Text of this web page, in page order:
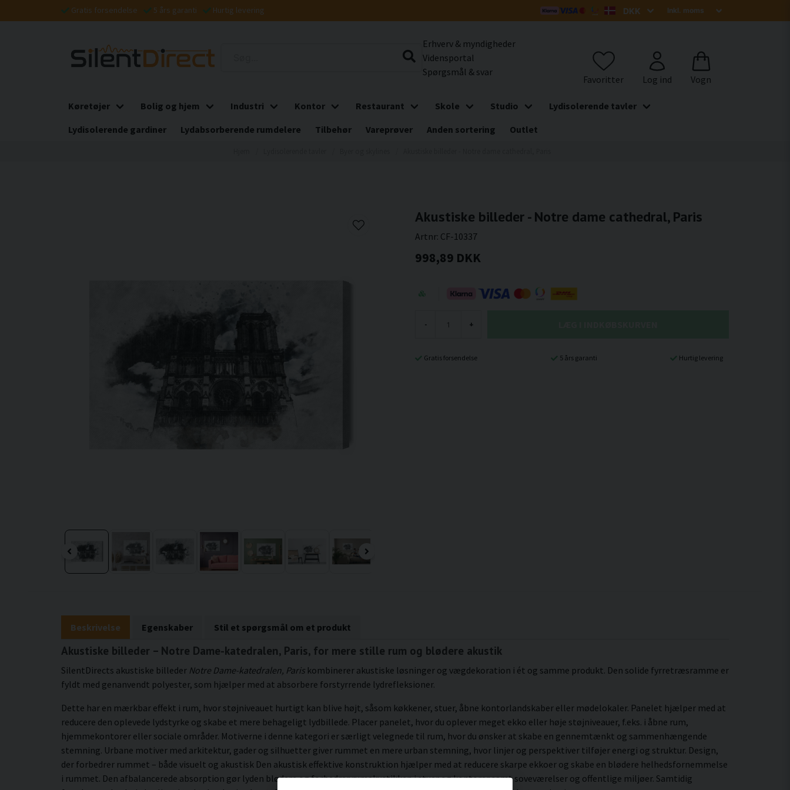
Gratis forsendelse 5 års garanti Hurtig levering
Erhverv & myndigheder
Vidensportal
Spørgsmål & svar
Køretøjer Bolig og hjem Industri Kontor Restaurant Skole Studio
Lydisolerende tavler
Lydisolerende gardiner
Lydabsorberende rumdelere Tilbehør Vareprøver Anden sortering Outlet
Akustiske billeder - Notre dame cathedral, Paris
Artnr: CF-10337
998,89 DKK
- +
Gratis forsendelse 5 års garanti Hurtig levering
Beskrivelse Egenskaber Stil et spørgsmål om et produkt
Akustiske billeder – Notre Dame-katedralen, Paris, for mere stille rum og blødere akustik
SilentDirects akustiske billeder Notre Dame-katedralen, Paris kombinerer akustiske løsninger og vægdekoration i ét og samme produkt. Den solide fyrretræsramme er
fyldt med genanvendt polyester, som hjælper med at absorbere forstyrrende lydrefleksioner.
Dette har en mærkbar effekt i rum, hvor støjniveauet hurtigt kan blive højt, såsom køkkener, stuer, åbne kontorlandskaber eller mødelokaler. Panelet hjælper med at
reducere den oplevede lydstyrke og skabe et mere behageligt lydbillede. Placer panelet, hvor du oplever meget ekko eller høje støjniveauer, f.eks. i åbne rum,
hjemmekontorer eller sociale områder. Motiverne i denne kategori er særligt velegnede til rum, hvor du ønsker at skabe en gennemtænkt og sammenhængende
stemning. Urbane motiver med arkitektur, gader og silhuetter giver rummet en mere urban stemning, hvor linjer og perspektiver tilføjer energi og struktur. Design,
der forbedrer rummet – både visuelt og akustisk Den akustisk effektive konstruktion hjælper med at reducere skarpe ekkoer og skabe en blødere helhedsfornemmelse
i rummet. Den afbalancerede absorption gør lyden blødere og forbedrer rumakustikken i stuer og kontorer samt soveværelser og offentlige miljøer. Samtidig